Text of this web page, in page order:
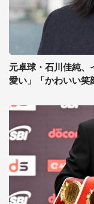
元卓球・石川佳純、
愛い」「かわいい笑